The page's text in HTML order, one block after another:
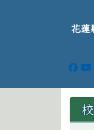
花蓮縣
花蓮
頁尾區域